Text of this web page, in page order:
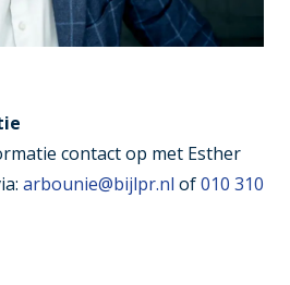
contact op met Esther
arbounie@bijlpr.nl of010 310